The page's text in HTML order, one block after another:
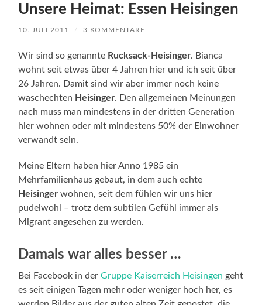
Unsere Heimat: Essen Heisingen
10. JULI 2011 / 3 KOMMENTARE
Wir sind so genannte Rucksack-Heisinger. Bianca
wohnt seit etwas über 4 Jahren hier und ich seit über
26 Jahren. Damit sind wir aber immer noch keine
waschechten Heisinger. Den allgemeinen Meinungen
nach muss man mindestens in der dritten Generation
hier wohnen oder mit mindestens 50% der Einwohner
verwandt sein.
Meine Eltern haben hier Anno 1985 ein
Mehrfamilienhaus gebaut, in dem auch echte
Heisinger wohnen, seit dem fühlen wir uns hier
pudelwohl – trotz dem subtilen Gefühl immer als
Migrant angesehen zu werden.
Damals war alles besser …
Bei Facebook in derGruppe Kaiserreich Heisingen geht
es seit einigen Tagen mehr oder weniger hoch her, es